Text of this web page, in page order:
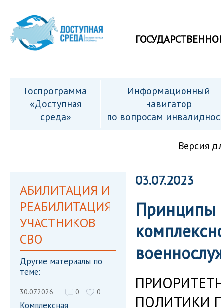
Госпрограмма
«Доступная
среда»
Информационный
навигатор
по вопросам
Версия
АБИЛИТАЦИЯ И
РЕАБИЛИТАЦИЯ
УЧАСТНИКОВ
СВО
Другие материалы по
теме:
30.07.2026 0 0
Комплексная
03.07.2023
Принципы
ПОЛИТИКИ